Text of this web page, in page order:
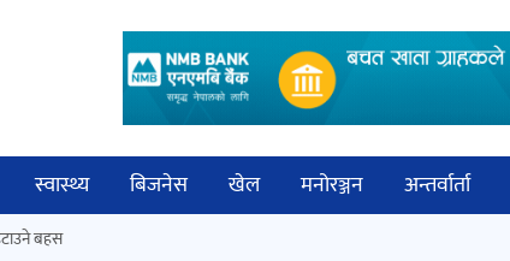
स्वास्थ्य बिजनेस खेल मनोरञ्जन अन्तर्वार्ता
बहस